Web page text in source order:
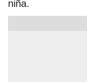
niña.